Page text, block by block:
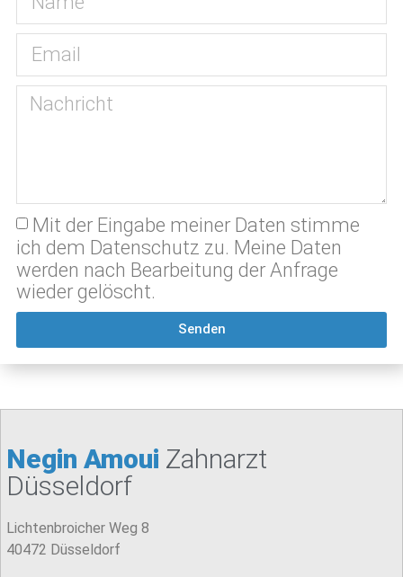
Mit der Eingabe meiner Daten stimme
ich dem Datenschutz zu. Meine Daten
werden nach Bearbeitung der Anfrage
wieder gelöscht.
Senden
Negin Amoui Zahnarzt
Düsseldorf
Lichtenbroicher Weg 8
40472 Düsseldorf